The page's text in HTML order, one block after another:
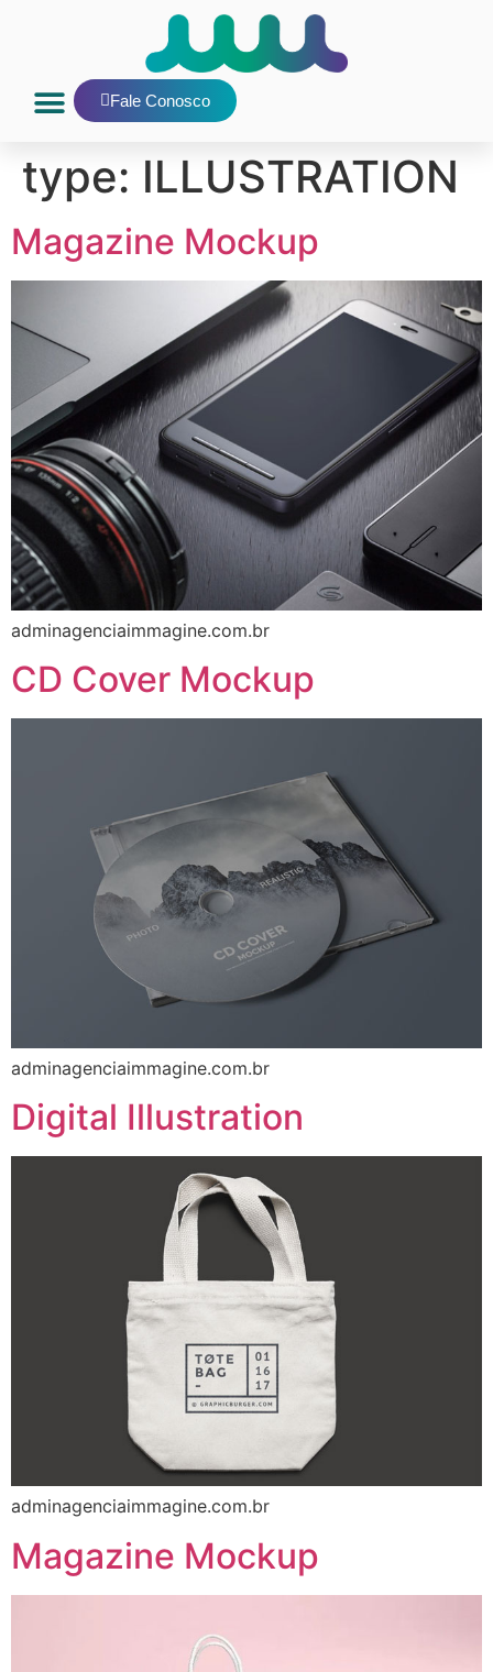
Fale Conosco
type: ILLUSTRATION
Magazine Mockup
adminagenciaimmagine.com.br
CD Cover Mockup
adminagenciaimmagine.com.br
Digital Illustration
adminagenciaimmagine.com.br
Magazine Mockup